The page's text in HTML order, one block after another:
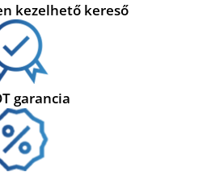
kezelhető kereső
garancia